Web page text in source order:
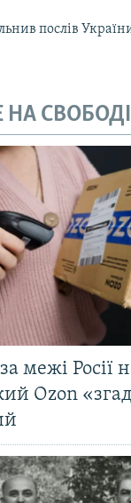
послів
СВОБОДІ
межі Росії
Ozon